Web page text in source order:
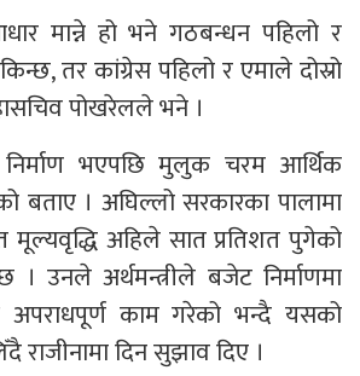
मान्ने हो भने गठबन्धन पहिलो र
तर कांग्रेस पहिलो र एमाले दोस्रो
पोखरेलले भने ।
भएपछि मुलुक चरम आर्थिक
। अघिल्लो सरकारका पालामा
मूल्यवृद्धि अहिले सात प्रतिशत पुगेको
। उनले अर्थमन्त्रीले बजेट निर्माणमा
अपराधपूर्ण काम गरेको भन्दै यसको
राजीनामा दिन सुझाव दिए ।